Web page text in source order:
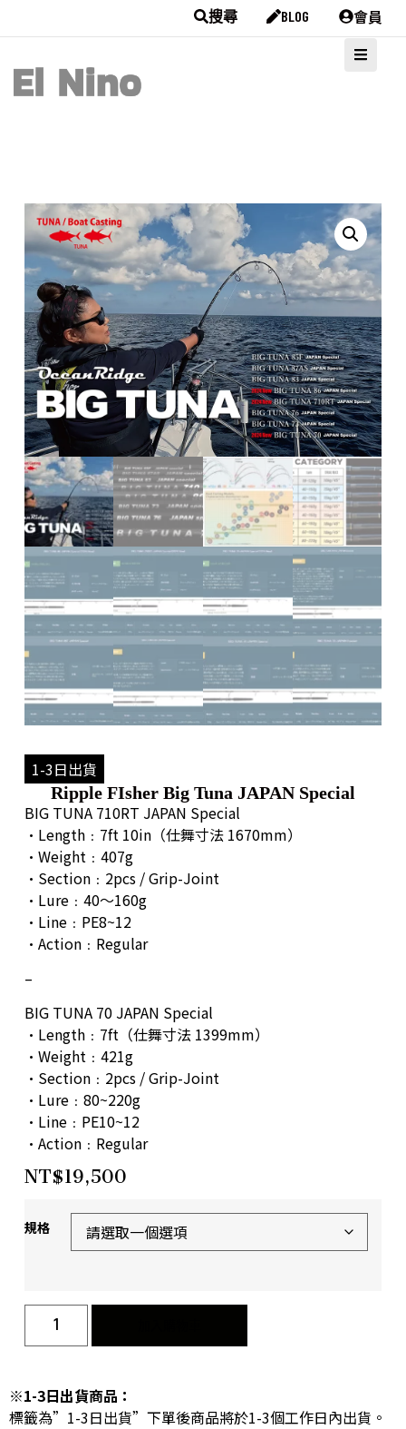
搜尋 BLOG 會員
1-3日出貨
Ripple FIsher Big Tuna JAPAN Special
BIG TUNA 710RT JAPAN Special
•Length﹕7ft 10in（仕舞寸法 1670mm）
•Weight﹕407g
•Section﹕2pcs / Grip-Joint
•Lure﹕40～160g
•Line﹕PE8~12
•Action﹕Regular
–
BIG TUNA 70 JAPAN Special
•Length﹕7ft（仕舞寸法 1399mm）
•Weight﹕421g
•Section﹕2pcs / Grip-Joint
•Lure﹕80~220g
•Line﹕PE10~12
•Action﹕Regular
NT$19,500
規格
※1-3日出貨商品：
標籤為”1-3日出貨”下單後商品將於1-3個工作日內出貨。